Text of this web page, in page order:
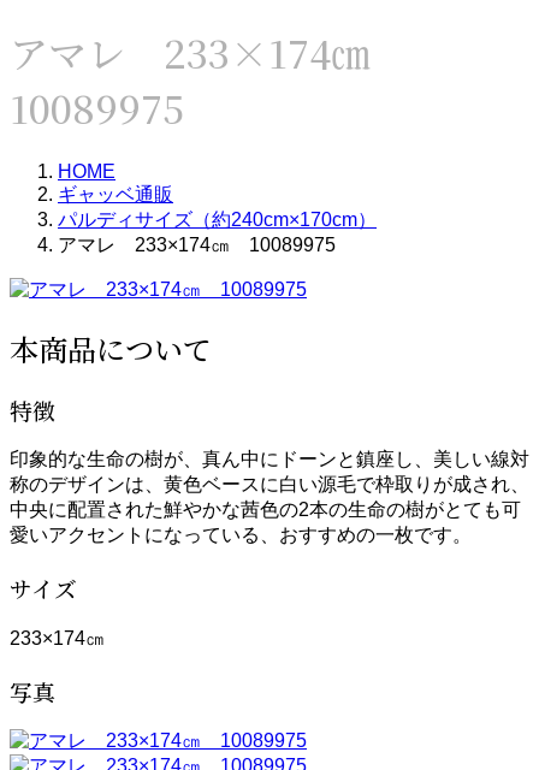
アマレ 233×174㎝
10089975
HOME
ギャッベ通販
パルディサイズ（約240cm×170cm）
アマレ 233×174㎝ 10089975
本商品について
特徴
印象的な生命の樹が、真ん中にドーンと鎮座し、美しい線対
称のデザインは、黄色ベースに白い源毛で枠取りが成され、
中央に配置された鮮やかな茜色の2本の生命の樹がとても可
愛いアクセントになっている、おすすめの一枚です。
サイズ
233×174㎝
写真